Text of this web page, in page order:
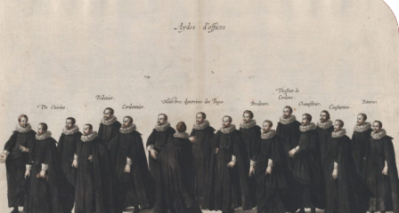
des formations, des chefs et des solistes les plus célèbres. La
nature multiple de cette page, riche d’autant de subtilités et de
spiritualité que de tumultes intérieurs et de fureurs sonores, en
COPRODUCTION Théâtre des Champs-Elysées / Radio France
Concert diffusé en direct le 5 février sur France Musique.